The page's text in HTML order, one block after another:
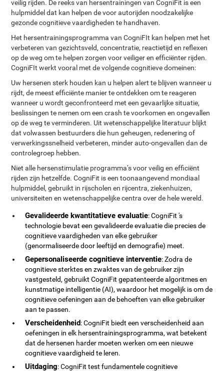
veilig rijden. De reeks van hersentrainingen van CogniFit is een
hulpmiddel dat kan helpen de voor autorijden noodzakelijke
gezonde cognitieve vaardigheden te handhaven.
Het hersentrainingsprogramma van CogniFIt kan helpen met het
verbeteren van gezichtsveld, concentratie, reactietijd en reflexen
op de weg om te helpen zorgen voor veiliger en efficiënter rijden.
CogniFIt werkt vooral met de volgende cognitieve domeinen:
Uw hersenen sterk houden kan u helpen alert te blijven wanneer u
rijdt, de meest efficiënte manier te ontdekken om te reageren
wanneer u wordt geconfronteerd met een gevaarlijke situatie,
beslissingen te nemen om een crash te voorkomen en ongevallen
op de weg te verminderen. Uit wetenschappelijke literatuur blijkt
dat volwassen bestuurders die hun geheugen, redenering of
verwerkingssnelheid verbeteren, minder auto-ongevallen dan de
controlegroep hebben.
Niet alle hersenstimulatie programma‘s voor veilig en efficiënt
rijden zijn hetzelfde. CogniFit is een toonaangevend mondiaal
hulpmiddel, gebruikt in rijscholen en rijcentra, ziekenhuizen,
universiteiten en wetenschappelijke centra over de hele wereld.
Gevalideerde kwantitatieve evaluatie: CogniFit 's
technologie bevat een gevalideerde evaluatie die precies de
cognitieve vaardigheden van elke gebruiker
(genormaliseerde door leeftijd en demografie) meet.
Gepersonaliseerde cognitieve interventie: Zodra de
cognitieve sterktes en zwaktes van de gebruiker zijn
vastgesteld, gebruikt CogniFit gepatenteerde algoritmes en
kunstmatige intelligentie (AI), waardoor het mogelijk is om de
cognitieve oefeningen aan de behoeften van elke gebruiker
aan te passen.
Verscheidenheid: CogniFit biedt een verscheidenheid aan
oefeningen in elk hersentrainingsprogramma, wat betekent
dat de hersenen harder moeten werken om een nieuwe
cognitieve vaardigheid te leren.
Uitdaging: CogniFit test fundamentele cognitieve